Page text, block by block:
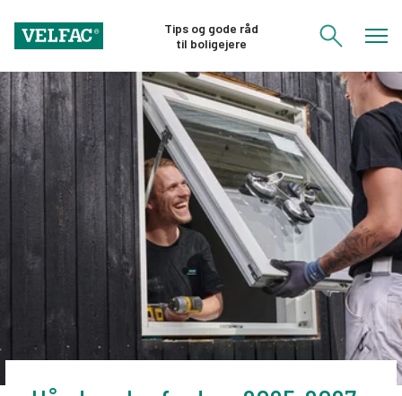
Tips og gode råd
til boligejere